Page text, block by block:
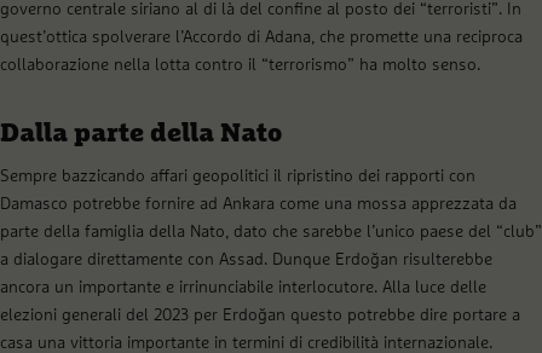
governo centrale siriano al di là del confine al posto dei “terroristi”. In
quest’ottica spolverare l’Accordo di Adana, che promette una reciproca
collaborazione nella lotta contro il “terrorismo” ha molto senso.
Dalla parte della Nato
Sempre bazzicando affari geopolitici il ripristino dei rapporti con
Damasco potrebbe fornire ad Ankara come una mossa apprezzata da
parte della famiglia della Nato, dato che sarebbe l’unico paese del “club”
a dialogare direttamente con Assad. Dunque Erdoğan risulterebbe
ancora un importante e irrinunciabile interlocutore. Alla luce delle
elezioni generali del 2023 per Erdoğan questo potrebbe dire portare a
casa una vittoria importante in termini di credibilità internazionale.